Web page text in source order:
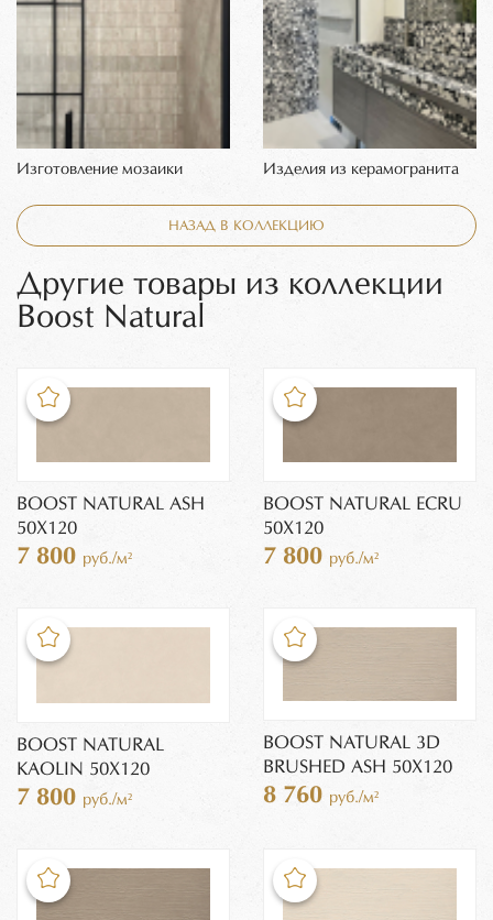
Изготовление мозаики Изделия из керамогранита
НАЗАД В КОЛЛЕКЦИЮ
Другие товары из коллекции
Boost Natural
BOOST NATURAL ASH
50X120
7 800 руб./м²
BOOST NATURAL ECRU
50X120
7 800 руб./м²
BOOST NATURAL
KAOLIN 50X120
7 800 руб./м²
BOOST NATURAL 3D
BRUSHED ASH 50X120
8 760 руб./м²